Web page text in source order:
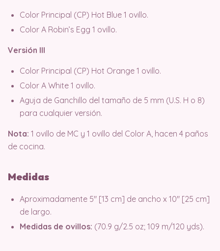
Color Principal (CP) Hot Blue 1 ovillo.
Color A Robin’s Egg 1 ovillo.
Versión III
Color Principal (CP) Hot Orange 1 ovillo.
Color A White 1 ovillo.
Aguja de Ganchillo del tamaño de 5 mm (U.S. H o 8)
para cualquier versión.
Nota: 1 ovillo de MC y 1 ovillo del Color A, hacen 4 paños
de cocina.
Medidas
Aproximadamente 5″ [13 cm] de ancho x 10″ [25 cm]
de largo.
Medidas de ovillos: (70.9 g/2.5 oz; 109 m/120 yds).